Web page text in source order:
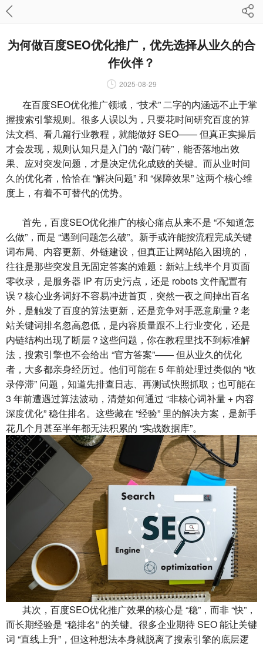
为何做百度SEO优化推广，优先选择从业久的合
作伙伴？
2025-08-29
在百度SEO优化推广领域，“技术” 二字的内涵远不止于掌
握搜索引擎规则。很多人误以为，只要花时间研究百度的算
法文档、看几篇行业教程，就能做好 SEO—— 但真正实操后
才会发现，规则认知只是入门的 “敲门砖”，能否落地出效
果、应对突发问题，才是决定优化成败的关键。而从业时间
久的优化者，恰恰在 “解决问题” 和 “保障效果” 这两个核心维
度上，有着不可替代的优势。
首先，百度SEO优化推广的核心痛点从来不是 “不知道怎
么做”，而是 “遇到问题怎么破”。新手或许能按流程完成关键
词布局、内容更新、外链建设，但真正让网站陷入困境的，
往往是那些突发且无固定答案的难题：新站上线半个月页面
零收录，是服务器 IP 有历史污点，还是 robots 文件配置有
误？核心业务词好不容易冲进首页，突然一夜之间掉出百名
外，是触发了百度的算法更新，还是竞争对手恶意刷量？老
站关键词排名忽高忽低，是内容质量跟不上行业变化，还是
内链结构出现了断层？这些问题，你在教程里找不到标准解
法，搜索引擎也不会给出 “官方答案”—— 但从业久的优化
者，大多都亲身经历过。他们可能在 5 年前处理过类似的 “收
录停滞” 问题，知道先排查日志、再测试快照抓取；也可能在
3 年前遭遇过算法波动，清楚如何通过 “非核心词补量 + 内容
深度优化” 稳住排名。这些藏在 “经验” 里的解决方案，是新手
花几个月甚至半年都无法积累的 “实战数据库”。
其次，百度SEO优化推广效果的核心是 “稳”，而非 “快”，
而长期经验是 “稳排名” 的关键。很多企业期待 SEO 能让关键
词 “直线上升”，但这种想法本身就脱离了搜索引擎的底层逻